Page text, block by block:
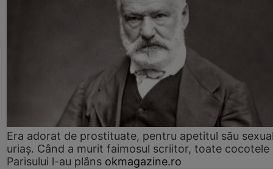
Era adorat de prostituate, pentru apetitul său
uriaș. Când a murit faimosul scriitor, toate cocotele
Parisului l-au plâns okmagazine.ro